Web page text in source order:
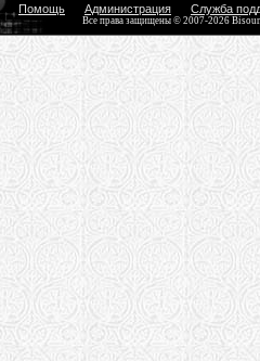
Помощь Администрация Служба
Все права защищены © 2007-2026